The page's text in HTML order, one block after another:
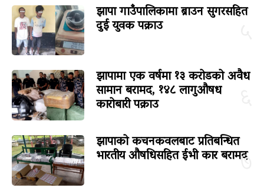
झापा गाउँपालिकामा ब्राउन सुगरसहित
दुई युवक पक्राउ
झापामा एक वर्षमा १३ करोडको अवैध
सामान बरामद, १४८ लागुऔषध
कारोबारी पक्राउ
७
झापाको कचनकवलबाट प्रतिबन्धित
भारतीय औषधिसहित ईभी कार बरामद